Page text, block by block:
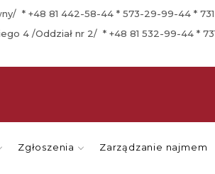
* +48 81 442-58-44 * 573-29-99-44 *
4 /Oddział nr 2/ * +48 81 532-99-44 *
Zgłoszenia Zarządzanie najmem